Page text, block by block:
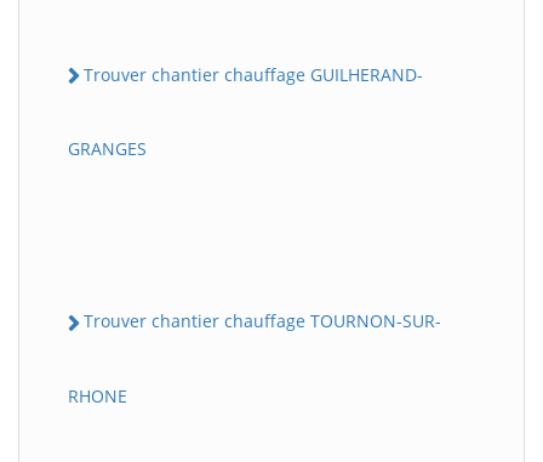
Trouver chantier chauffage GUILHERAND-
GRANGES
Trouver chantier chauffage TOURNON-SUR-
RHONE